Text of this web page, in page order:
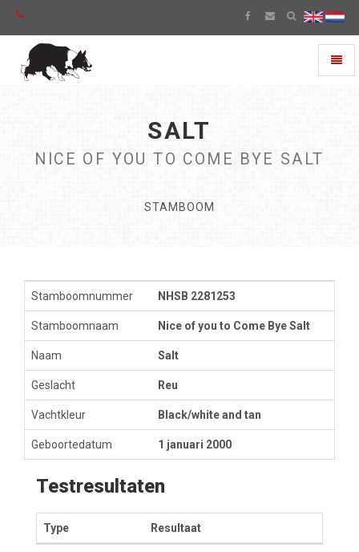
SALT
NICE OF YOU TO COME BYE SALT
STAMBOOM
Stamboomnummer NHSB 2281253
Stamboomnaam Nice of you to Come Bye Salt
Naam Salt
Geslacht Reu
Vachtkleur Black/white and tan
Geboortedatum 1 januari 2000
Testresultaten
Type Resultaat